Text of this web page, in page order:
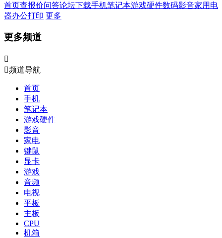
首页查报价问答论坛下载手机笔记本游戏硬件数码影音家用电
器办公打印 更多
更多频道

频道导航
首页
手机
笔记本
游戏硬件
影音
家电
键鼠
显卡
游戏
音频
电视
平板
主板
CPU
机箱